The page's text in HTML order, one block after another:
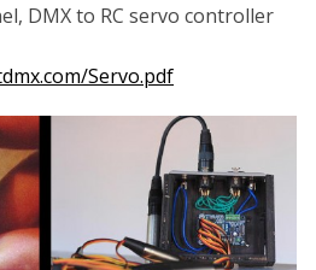
DMX to RC servo controller
Servo.pdf